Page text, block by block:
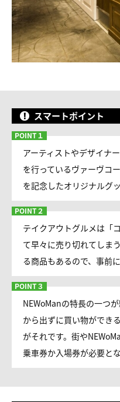
スマートポイント
アーティストやデザイナ
を行っているヴァーヴコ
を記念したオリジナルグ
テイクアウトグルメは「
て早々に売り切れてしま
る商品もあるので、事前
NEWoManの特長の一つ
から出ずに買い物ができ
がそれです。街や
乗車券か入場券が必要と